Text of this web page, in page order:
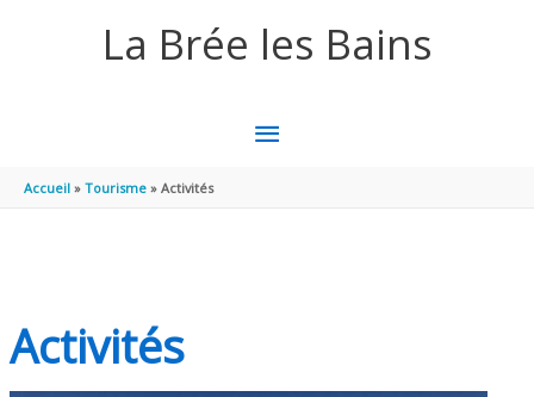
La Brée les Bains
MENU
Accueil Tourisme Activités
Activités